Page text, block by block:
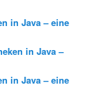
in Java – eine
in Java –
in Java – eine